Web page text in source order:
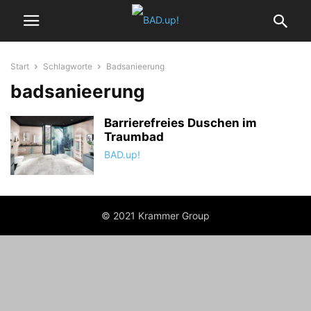
Start Schlagworte Badsanieerung
badsanieerung
Barrierefreies Duschen im
Traumbad
BAD.up!
© 2021 Krammer Group